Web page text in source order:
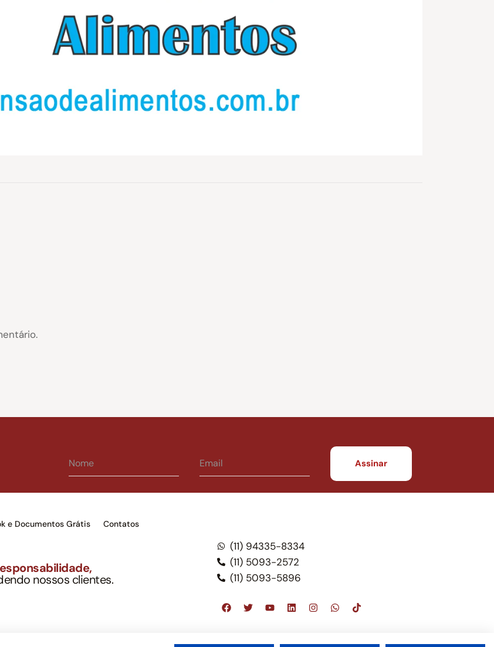
e Documentos Grátis Contatos
nossos clientes.
(11) 94335-8334
(11) 5093-2572
(11) 5093-5896
tampouco oferece serviços públicos oficiais. Somos um escritório de advocacia, que oferece apenas